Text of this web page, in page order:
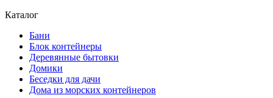
Каталог
Бани
Блок контейнеры
Деревянные бытовки
Домики
Беседки для дачи
Дома из морских контейнеров